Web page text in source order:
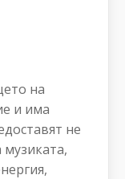
на
и има
не